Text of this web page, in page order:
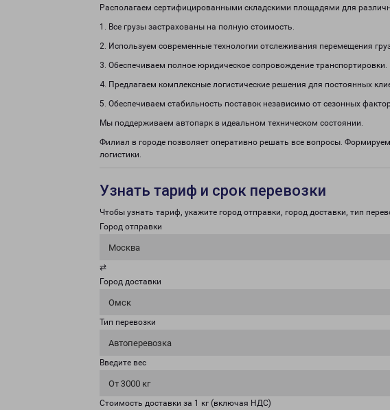
Располагаем сертифицированными складскими площадями для
1. Все грузы застрахованы на полную стоимость.
2. Используем современные технологии отслеживания перемещения
3. Обеспечиваем полное юридическое сопровождение транспортировки.
4. Предлагаем комплексные логистические решения для постоянных
5. Обеспечиваем стабильность поставок независимо от сезонных
Мы поддерживаем автопарк в идеальном техническом состоянии.
Филиал в городе позволяет оперативно решать все вопросы.
логистики.
Узнать тариф и срок перевозки
Чтобы узнать тариф, укажите город отправки, город доставки, тип
Город отправки
Москва
⇄
Город доставки
Омск
Тип перевозки
Автоперевозка
Введите вес
От 3000 кг
Стоимость доставки за 1 кг (включая НДС)